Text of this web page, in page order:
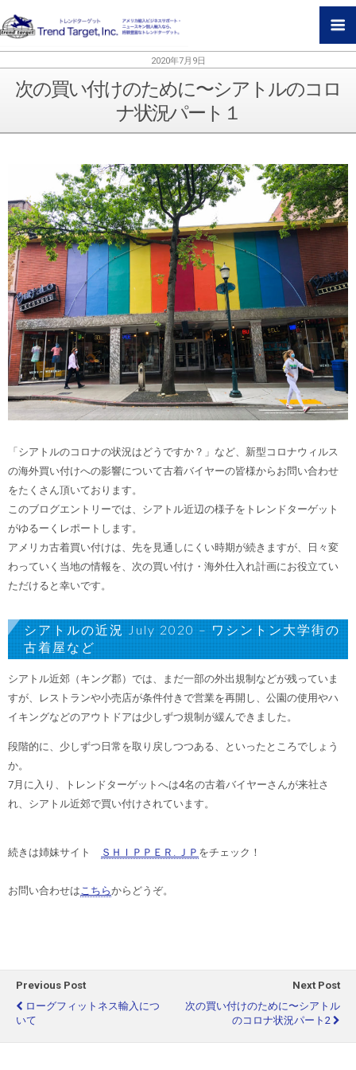
2020年7月9日
次の買い付けのために〜シアトルのコロ
ナ状況パート１
「シアトルのコロナの状況はどうですか？」 など、新型コロナウィルス
の海外買い付けへの影響について古着バイヤーの皆様からお問い合わせ
をたくさん頂いております。
このブログエントリーでは、シアトル近辺の様子をトレンドターゲット
がゆるーくレポートします。
アメリカ古着買い付けは、先を見通しにくい時期が続きますが、
日々変
わっていく当地の情報を、 次の買い付け・海外仕入れ計画にお役立てい
ただけると幸いです。
シアトルの近況 July 2020 – ワシントン大学街の
古着屋など
シアトル近郊（キング郡）では、まだ一部の外出規制などが残っていま
すが、レストランや小売店が条件付きで営業を再開し、 公園の使用やハ
イキングなどのアウトドアは少しずつ規制が緩んできました。
段階的に、少しずつ日常を取り戻しつつある、といったところでしょう
か。
7月に入り、トレンドターゲットへは4名の古着バイヤーさんが来社さ
れ、シアトル近郊で買い付けされています。
続きは姉妹サイト ＳＨＩＰＰＥＲ. ＪＰ をチェック！
お問い合わせはこちらからどうぞ。
Previous Post
ローグフィットネス輸入につ
いて
Next Post
次の買い付けのために〜シアトル
のコロナ状況パート2